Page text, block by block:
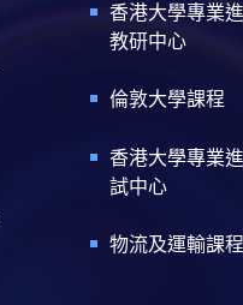
香港大學專業
教研中心
倫敦大學課程
香港大學專業
試中心
物流及運輸課